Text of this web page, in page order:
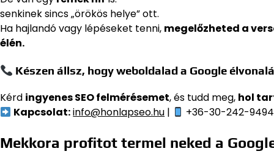
senkinek sincs „örökös helye” ott.
Ha hajlandó vagy lépéseket tenni, megelőzheted a
élén.
Készen állsz, hogy weboldalad a Google
Kérd ingyenes SEO felmérésemet, és tudd meg, hol
Kapcsolat:info@honlapseo.hu | +36-30-242-9494
Mekkora profitot termel neked a